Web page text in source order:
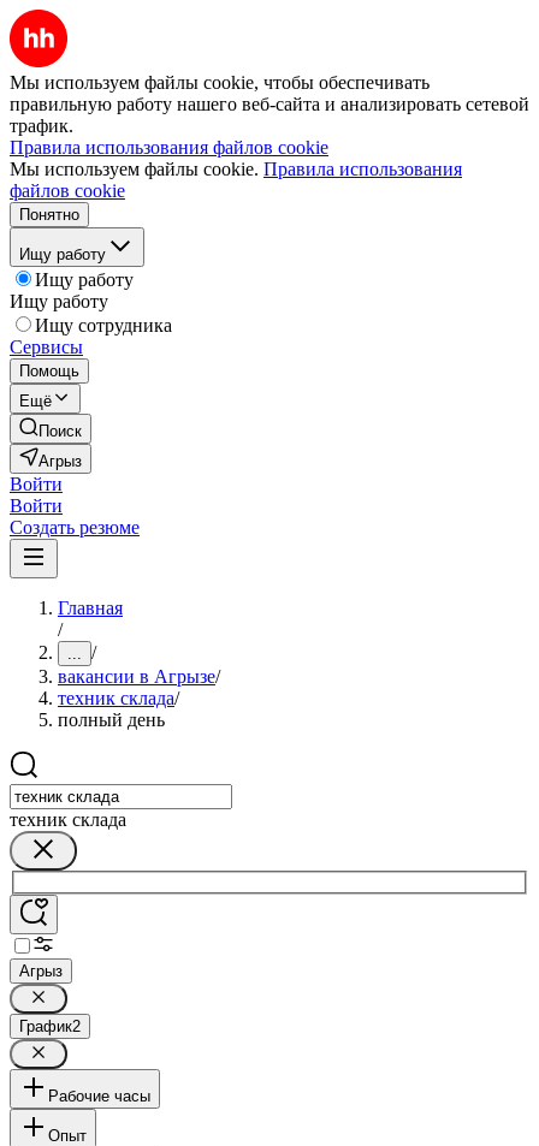
Мы используем файлы cookie, чтобы обеспечивать
правильную работу нашего веб-сайта и анализировать сетевой
трафик.
Правила использования файлов cookie
Мы используем файлы cookie. Правила использования
файлов cookie
Понятно
Ищу работу
Ищу работу
Ищу работу
Ищу сотрудника
Сервисы
Помощь
Ещё
Поиск
Агрыз
Войти
Войти
Создать резюме
Главная
/
... /
вакансии в Агрызе/
техник склада/
полный день
техник склада
Агрыз
График2
Рабочие часы
Опыт